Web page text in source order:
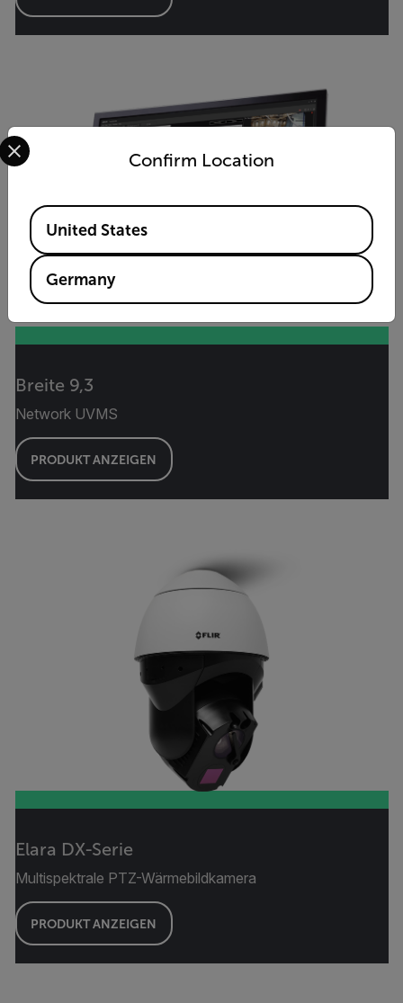
Breite 9,3
Network UVMS
PRODUKT ANZEIGEN
Elara DX-Serie
Multispektrale PTZ-Wärmebildkamera
PRODUKT ANZEIGEN
Confirm Location
Select your preferred country and language from the
Available Locations
United States
Germany